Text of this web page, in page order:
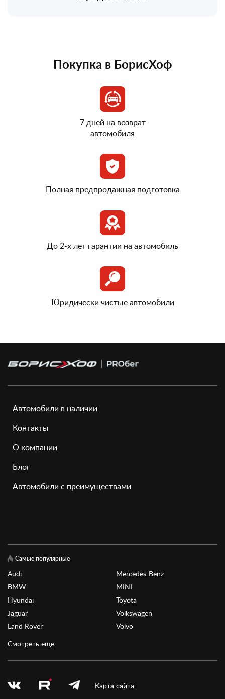
Покупка в БорисХоф
7 дней на возврат
автомобиля
Полная предпродажная подготовка
До 2-х лет гарантии на автомобиль
Юридически чистые автомобили
Автомобили в наличии
Контакты
О компании
Блог
Автомобили с преимуществами
Самые популярные
Audi
BMW
Hyundai
Jaguar
Land Rover
Mercedes-Benz
MINI
Toyota
Volkswagen
Volvo
Смотреть еще
Карта сайта